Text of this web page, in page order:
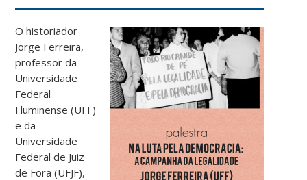
O historiador
Jorge Ferreira,
professor da
Universidade
Federal
Fluminense (UFF)
e da
Universidade
Federal de Juiz
de Fora (UFJF),